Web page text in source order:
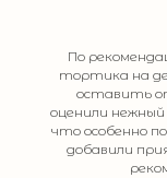
По
тортика на
оставить
оценили
что особенно
добавили